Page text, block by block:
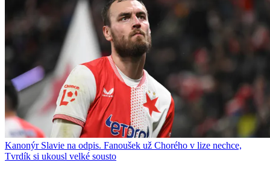
Kanonýr Slavie na odpis. Fanoušek už Chorého v lize nechce,
Tvrdík si ukousl velké sousto